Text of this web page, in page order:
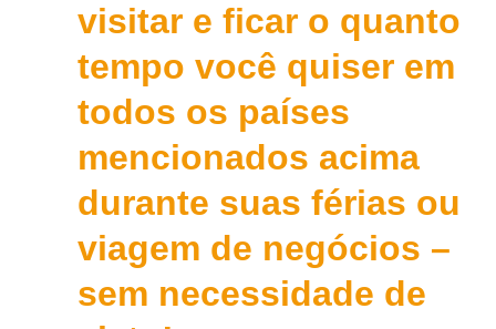
visitar e ficar o quanto
tempo você quiser em
todos os países
mencionados acima
durante suas férias ou
viagem de negócios –
sem necessidade de